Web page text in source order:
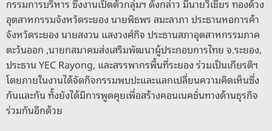
กรรมการบริหาร ซึ่งงานเปิดตัวกลุ่มฯ ดังกล่าว มีนายวิเชียร ทองด้วง
อุตสาหกรรมจังหวัดระยอง นายพิธพร สมะลาภา ประธานหอการค้า
จังหวัดระยอง นายสงวน แสงวงศ์กิจ ประธานสภาอุตสาหกรรมภาค
ตะวันออก ,นายกสมาคมส่งเสริมพัฒนาผู้ประกอบการไทย จ.ระยอง,
ประธาน YEC Rayong, และสรรพากรพื้นที่ระยอง ร่วมเป็นเกียรติฯ
โดยภายในงานได้จัดกิจกรรมพบปะและแลกเปลี่ยนความคิดเห็นซึ่ง
กันและกัน ทั้งยังได้มีการพูดคุยเพื่อสร้างคอนเนคชั่นทางด้านธุรกิจ
ร่วมกันอีกด้วย